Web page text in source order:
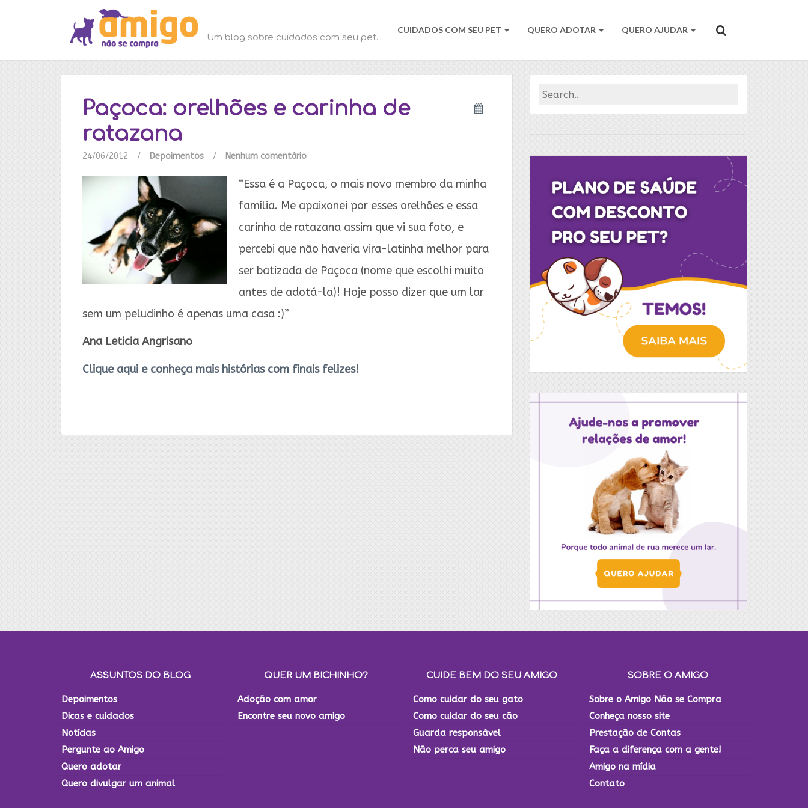
Um blog sobre cuidados com seu pet.
CUIDADOS COM SEU PET QUERO ADOTAR QUERO AJUDAR
Paçoca: orelhões e carinha de
ratazana
24/06/2012 / Depoimentos / Nenhum comentário
“Essa é a Paçoca, o mais novo membro da minha
família. Me apaixonei por esses orelhões e essa
carinha de ratazana assim que vi sua foto, e
percebi que não haveria vira-latinha melhor para
ser batizada de Paçoca (nome que escolhi muito
antes de adotá-la)! Hoje posso dizer que um lar
sem um peludinho é apenas uma casa :)”
Ana Leticia Angrisano
Clique aqui e conheça mais histórias com finais felizes!
ASSUNTOS DO BLOG
Depoimentos
Dicas e cuidados
Notícias
Pergunte ao Amigo
Quero adotar
Quero divulgar um animal
QUER UM BICHINHO?
Adoção com amor
Encontre seu novo amigo
CUIDE BEM DO SEU AMIGO
Como cuidar do seu gato
Como cuidar do seu cão
Guarda responsável
Não perca seu amigo
SOBRE O AMIGO
Sobre o Amigo Não se Compra
Conheça nosso site
Prestação de Contas
Faça a diferença com a gente!
Amigo na mídia
Contato